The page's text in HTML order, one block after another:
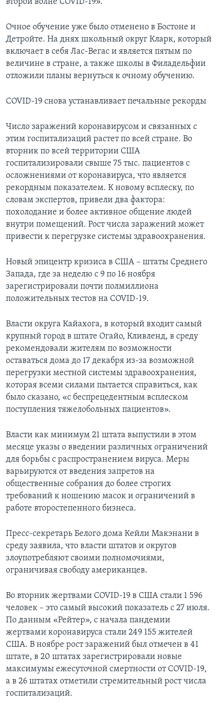
второй волне COVID-19».
Очное обучение уже было отменено в Бостоне и
Детройте. На днях школьный округ Кларк, который
включает в себя Лас-Вегас и является пятым по
величине в стране, а также школы в Филадельфии
отложили планы вернуться к очному обучению.
COVID-19 снова устанавливает печальные рекорды
Число заражений коронавирусом и связанных с
этим госпитализаций растет по всей стране. Во
вторник по всей территории США
госпитализировали свыше 75 тыс. пациентов с
осложнениями от коронавируса, что является
рекордным показателем. К новому всплеску, по
словам экспертов, привели два фактора:
похолодание и более активное общение людей
внутри помещений. Рост числа заражений может
привести к перегрузке системы здравоохранения.
Новый эпицентр кризиса в США – штаты Среднего
Запада, где за неделю с 9 по 16 ноября
зарегистрировали почти полмиллиона
положительных тестов на COVID-19.
Власти округа Кайахога, в который входит самый
крупный город в штате Огайо, Кливленд, в среду
рекомендовали жителям по возможности
оставаться дома до 17 декабря из-за возможной
перегрузки местной системы здравоохранения,
которая всеми силами пытается справиться, как
было сказано, «с беспрецедентным всплеском
поступления тяжелобольных пациентов».
Власти как минимум 21 штата выпустили в этом
месяце указы о введении различных ограничений
для борьбы с распространением вируса. Меры
варьируются от введения запретов на
общественные собрания до более строгих
требований к ношению масок и ограничений в
работе второстепенного бизнеса.
Пресс-секретарь Белого дома Кейли Макэнани в
среду заявила, что власти штатов и округов
злоупотребляют своими полномочиями,
ограничивая свободу американцев.
Во вторник жертвами COVID-19 в США стали 1 596
человек – это самый высокий показатель с 27 июля.
По данным «Рейтер», с начала пандемии
жертвами коронавируса стали 249 155 жителей
США. В ноябре рост заражений был отмечен в 41
штате, в 20 штатах зарегистрировали новые
максимумы ежесуточной смертности от COVID-19,
а в 26 штатах отметили стремительный рост числа
госпитализаций.